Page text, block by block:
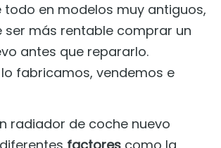
todo en modelos muy antiguos,
ser más rentable comprar un
antes que repararlo.
lo fabricamos, vendemos e
radiador de coche nuevo